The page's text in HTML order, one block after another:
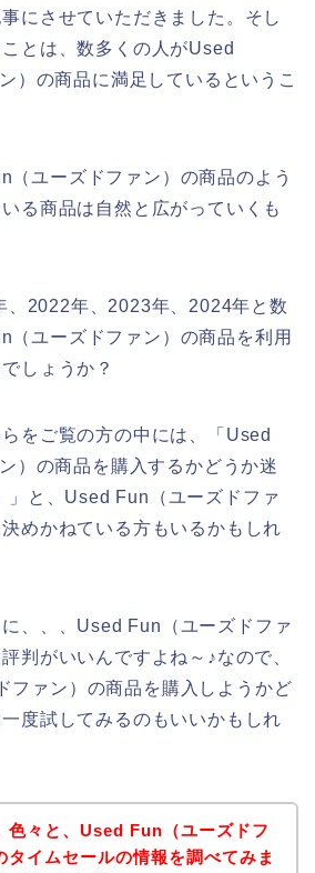
にさせていただきました。そし
とは、数多くの人がUsed
）の商品に満足しているというこ
（ユーズドファン）の商品のよう
る商品は自然と広がっていくも
、2022年、2023年、2024年と数
（ユーズドファン）の商品を利用
しょうか？
をご覧の方の中には、「Used
）の商品を購入するかどうか迷
」と、Used Fun（ユーズドファ
めかねている方もいるかもしれ
、、、Used Fun（ユーズドファ
判がいいんですよね～♪なので、
ファン）の商品を購入しようかど
度試してみるのもいいかもしれ
色々と、Used Fun（ユーズドフ
タイムセールの情報を調べてみま